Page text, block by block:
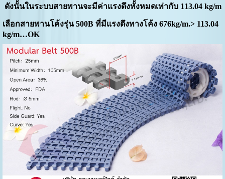
ดังนั้นในระบบสายพานจะมีค่าแรงดึงทั้งหมดเท่ากับ 113.04 kg/m
เลือกสายพานโค้งรุ่น 500B ที่มีแรงดึงทางโค้ง 676kg/m.> 113.04
kg/m…OK